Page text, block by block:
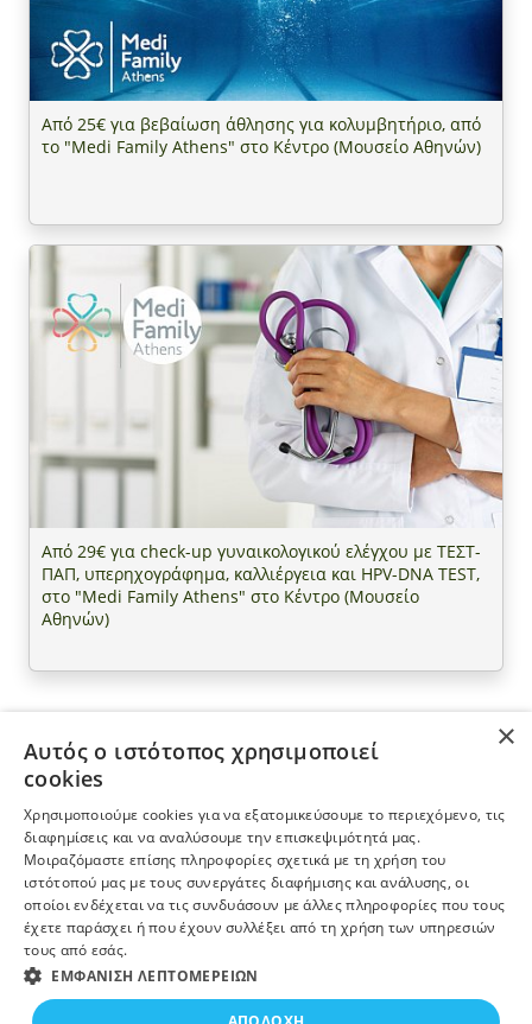
Από 25€ για βεβαίωση άθλησης για κολυμβητήριο, από
το "Medi Family Athens" στο Κέντρο (Μουσείο Αθηνών)
Από 29€ για check-up γυναικολογικού ελέγχου με ΤΕΣΤ-
ΠΑΠ, υπερηχογράφημα, καλλιέργεια και HPV-DNA TEST,
στο "Medi Family Athens" στο Κέντρο (Μουσείο
Αθηνών)
ΠΛΗΡΟΦΟΡΙΕΣ
Η ΕΤΑΙΡΕΙΑ
ΠΕΡΙΣΣΟΤΕΡΑ
ΕΓΓΡΑΦΗ ΣΤΟ NEWSLETTER
×
Αυτός ο ιστότοπος χρησιμοποιεί
cookies
Χρησιμοποιούμε cookies για να εξατομικεύσουμε το περιεχόμενο, τις
διαφημίσεις και να αναλύσουμε την επισκεψιμότητά μας.
Μοιραζόμαστε επίσης πληροφορίες σχετικά με τη χρήση του
ιστότοπού μας με τους συνεργάτες διαφήμισης και ανάλυσης, οι
οποίοι ενδέχεται να τις συνδυάσουν με άλλες πληροφορίες που τους
έχετε παράσχει ή που έχουν συλλέξει από τη χρήση των υπηρεσιών
τους από εσάς.
ΕΜΦΆΝΙΣΗ ΛΕΠΤΟΜΕΡΕΙΏΝ